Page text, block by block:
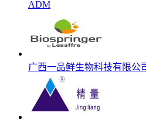
ADM
广西一品鲜生物科技有限公